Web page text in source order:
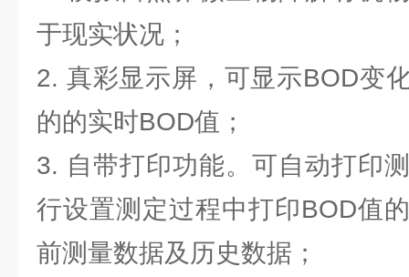
于现实状况；
2. 真彩显示屏，可显示BOD变
的的实时BOD值；
3. 自带打印功能。可自动打印
行设置测定过程中打印BOD值
前测量数据及历史数据；